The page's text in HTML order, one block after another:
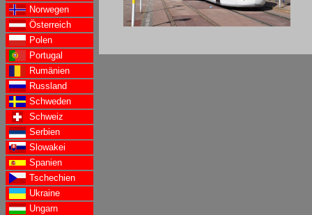
Norwegen
Österreich
Polen
Portugal
Rumänien
Russland
Schweden
Schweiz
Serbien
Slowakei
Spanien
Tschechien
Ukraine
Ungarn